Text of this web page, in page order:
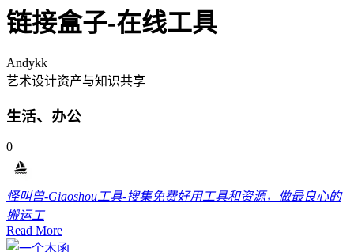
链接盒子-在线工具
Andykk
艺术设计资产与知识共享
生活、办公
0
怪叫兽-Giaoshou工具-搜集免费好用工具和资源，做最良心的
搬运工
Read More